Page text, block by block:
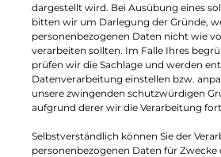
dargestellt wird. Bei Ausübung eines
bitten wir um Darlegung der Gründe,
personenbezogenen Daten nicht wie
verarbeiten sollten. Im Falle Ihres
prüfen wir die Sachlage und werden
Datenverarbeitung einstellen bzw.
unsere zwingenden schutzwürdigen
aufgrund derer wir die Verarbeitung
Selbstverständlich können Sie der
personenbezogenen Daten für Zwecke